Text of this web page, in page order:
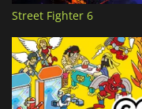
Street Fighter 6